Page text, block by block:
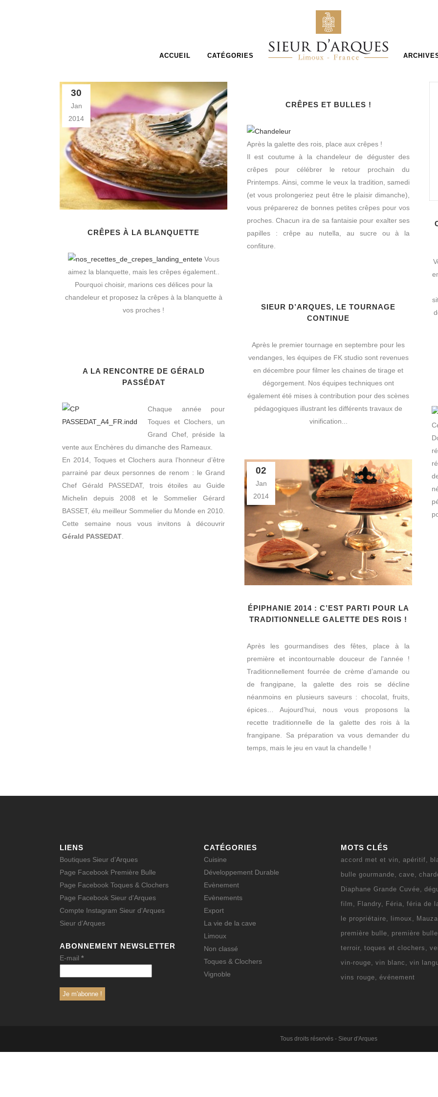
ACCUEIL CATÉGORIES
30
Jan
2014
CRÊPES À LA BLANQUETTE
Vous
aimez la blanquette, mais les crêpes également..
Pourquoi choisir, marions ces délices pour la
chandeleur et proposez la crêpes à la blanquette à
vos proches !
CRÊPES ET BULLES !
Après la galette des rois, place aux crêpes !
Il est coutume à la chandeleur de déguster des
crêpes pour célébrer le retour prochain du
Printemps. Ainsi, comme le veux la tradition, samedi
(et vous prolongeriez peut être le plaisir dimanche),
vous préparerez de bonnes petites crêpes pour vos
proches. Chacun ira de sa fantaisie pour exalter ses
papilles : crêpe au nutella, au sucre ou à la
confiture.
SIEUR D’ARQUES, LE TOURNAGE
CONTINUE
Après le premier tournage en septembre pour les
vendanges, les équipes de FK studio sont revenues
en décembre pour filmer les chaines de tirage et
dégorgement. Nos équipes techniques ont
également été mises à contribution pour des scènes
pédagogiques illustrant les différents travaux de
vinification...
A LA RENCONTRE DE GÉRALD
PASSÉDAT
Chaque année pour
Toques et Clochers, un
Grand Chef, préside la
vente aux Enchères du dimanche des Rameaux.
En 2014, Toques et Clochers aura l’honneur d’être
parrainé par deux personnes de renom : le Grand
Chef Gérald PASSEDAT, trois étoiles au Guide
Michelin depuis 2008 et le Sommelier Gérard
BASSET, élu meilleur Sommelier du Monde en 2010.
Cette semaine nous vous invitons à découvrir
Gérald PASSEDAT
02
Jan
2014
ÉPIPHANIE 2014 : C’EST PARTI POUR LA
TRADITIONNELLE GALETTE DES ROIS !
Après les gourmandises des fêtes, place à la
première et incontournable douceur de l'année !
Traditionnellement fourrée de crème d’amande ou
de frangipane, la galette des rois se décline
néanmoins en plusieurs saveurs : chocolat, fruits,
épices… Aujourd’hui, nous vous proposons la
recette traditionnelle de la galette des rois à la
frangipane. Sa préparation va vous demander du
temps, mais le jeu en vaut la chandelle !
LIENS
Boutiques Sieur d’Arques
Page Facebook Première Bulle
Page Facebook Toques & Clochers
Page Facebook Sieur d'Arques
Compte Instagram Sieur d'Arques
Sieur d’Arques
ABONNEMENT NEWSLETTER
E-mail *
CATÉGORIES
Cuisine
Développement Durable
Evènement
Evènements
Export
La vie de la cave
Limoux
Non classé
Toques & Clochers
Vignoble
MOTS CLÉS
accord met et vin apéritif
bulle gourmande
cave
Diaphane Grande Cuvée
film
Flandry Féria féria de
le propriétaire
limoux
première bulle
première
terroir toques et clochers
vin-rouge
vin blanc vin
vins rouge
événement
Tous droits réservés - Sieur d'Arques